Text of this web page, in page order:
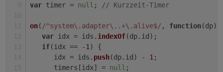
var timer = null ; // Kurzzeit-Timer
on( /^system\.adapter\..+\.alive$/ , function(dp)
var idx = ids. indexOf(dp. id);
if(idx == -1 ) {
      idx = ids.
push(dp. id) - 1 ;
      timers[idx] =
null ;